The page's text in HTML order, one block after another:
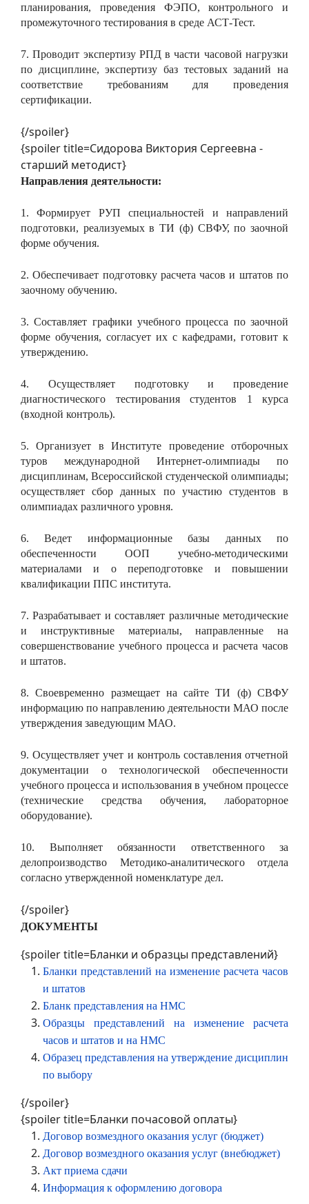
планирования, проведения ФЭПО, контрольного и
промежуточного тестирования в среде АСТ-Тест.
7. Проводит экспертизу РПД в части часовой нагрузки
по дисциплине, экспертизу баз тестовых заданий на
соответствие требованиям для проведения
сертификации.
{/spoiler}
{spoiler title=Сидорова Виктория Сергеевна -
старший методист}
Направления деятельности:
1. Формирует РУП специальностей и направлений
подготовки, реализуемых в ТИ (ф) СВФУ, по заочной
форме обучения.
2. Обеспечивает подготовку расчета часов и штатов по
заочному обучению.
3. Составляет графики учебного процесса по заочной
форме обучения, согласует их с кафедрами, готовит к
утверждению.
4. Осуществляет подготовку и проведение
диагностического тестирования студентов 1 курса
(входной контроль).
5. Организует в Институте проведение отборочных
туров международной Интернет-олимпиады по
дисциплинам, Всероссийской студенческой олимпиады;
осуществляет сбор данных по участию студентов в
олимпиадах различного уровня.
6. Ведет информационные базы данных по
обеспеченности ООП учебно-методическими
материалами и о переподготовке и повышении
квалификации ППС института.
7. Разрабатывает и составляет различные методические
и инструктивные материалы, направленные на
совершенствование учебного процесса и расчета часов
и штатов.
8. Своевременно размещает на сайте ТИ (ф) СВФУ
информацию по направлению деятельности МАО после
утверждения заведующим МАО.
9. Осуществляет учет и контроль составления отчетной
документации о технологической обеспеченности
учебного процесса и использования в учебном процессе
(технические средства обучения, лабораторное
оборудование).
10. Выполняет обязанности ответственного за
делопроизводство Методико-аналитического отдела
согласно утвержденной номенклатуре дел.
{/spoiler}
ДОКУМЕНТЫ
{spoiler title=Бланки и образцы представлений}
Бланки представлений на изменение расчета часов
и штатов
Бланк представления на НМС
Образцы представлений на изменение расчета
часов и штатов и на НМС
Образец представления на утверждение дисциплин
по выбору
{/spoiler}
{spoiler title=Бланки почасовой оплаты}
Договор возмездного оказания услуг (бюджет)
Договор возмездного оказания услуг (внебюджет)
Акт приема сдачи
Информация к оформлению договора